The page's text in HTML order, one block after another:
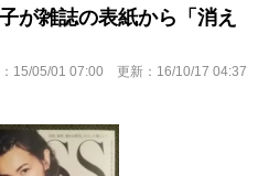
が雑誌の表紙から「消え
15/05/01 07:00 更新： 16/10/17 04:37